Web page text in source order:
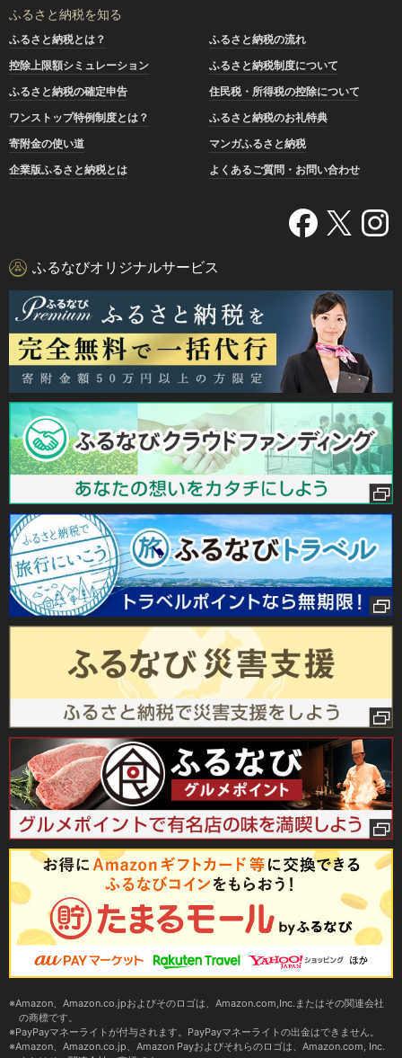
ふるさと納税を知る
ふるさと納税とは？
ふるさと納税の流れ
控除上限額シミュレーション
ふるさと納税制度について
ふるさと納税の確定申告
住民税・所得税の控除について
ワンストップ特例制度とは？
ふるさと納税のお礼特典
寄附金の使い道
マンガふるさと納税
企業版ふるさと納税とは
よくあるご質問・お問い合わせ
ふるなびオリジナルサービス
Amazon、Amazon.co.jpおよびそのロゴは、Amazon.com,Inc.またはその関連会社
の商標です。
PayPayマネーライトが付与されます。PayPayマネーライトの出金はできません。
Amazon、Amazon.co.jp、Amazon Payおよびそれらのロゴは、Amazon.com, Inc.